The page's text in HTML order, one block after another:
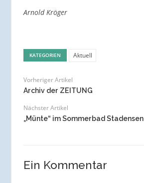
Arnold Kröger
KATEGORIEN Aktuell
Vorheriger Artikel
Archiv der ZEITUNG
Nächster Artikel
„Münte“ im Sommerbad Stadensen
Ein Kommentar